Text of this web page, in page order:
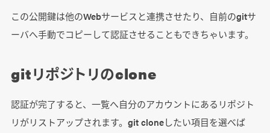
この公開鍵は他のWebサービスと連携させたり、自前のgitサ
ーバへ手動でコピーして認証させることもできちゃいます。
gitリポジトリのclone
認証が完了すると、一覧へ自分のアカウントにあるリポジト
リがリストアップされます。git cloneしたい項目を選べば